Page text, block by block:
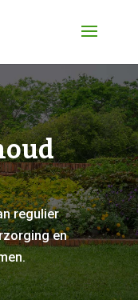
regulier
en